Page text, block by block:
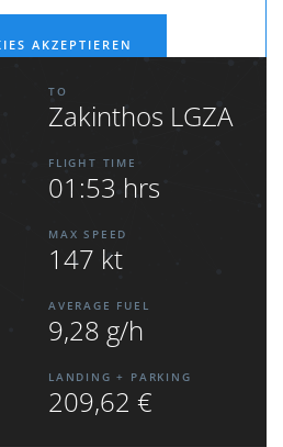
AKZEPTIEREN
TO
Zakinthos LGZA
FLIGHT TIME
01:53 hrs
MAX SPEED
147 kt
AVERAGE FUEL
9,28 g/h
LANDING + PARKING
209,62 €